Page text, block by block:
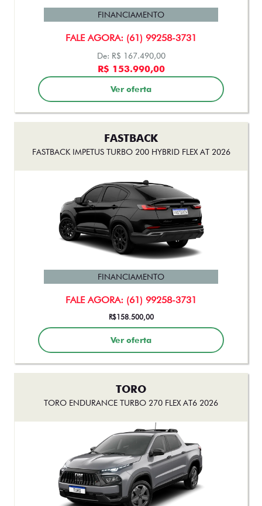
FALE AGORA: (61) 99258-3731
FINANCIAMENTO
De: R$ 167.490,00
R$ 153.990,00
Ver oferta
FASTBACK
FASTBACK IMPETUS TURBO 200 HYBRID FLEX AT 2026
FALE AGORA: (61) 99258-3731
FINANCIAMENTO
Ver oferta
TORO
TORO ENDURANCE TURBO 270 FLEX AT6 2026